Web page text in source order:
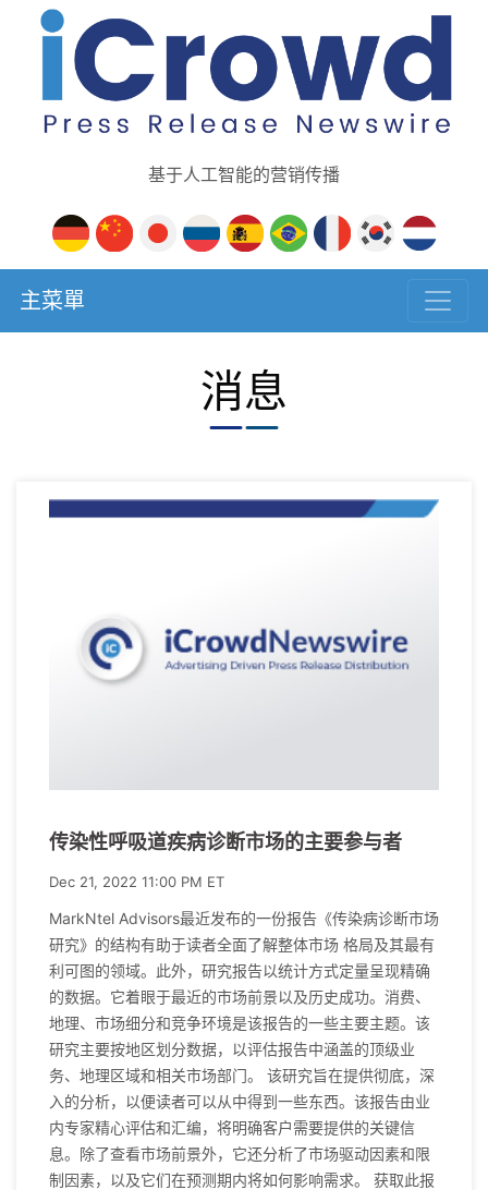
基于人工智能的营销传播
主菜單
消息
传染性呼吸道疾病诊断市场的主要参与者
Dec 21, 2022 11:00 PM ET
MarkNtel Advisors最近发布的一份报告《传染病诊断市场
研究》的结构有助于读者全面了解整体市场 格局及其最有
利可图的领域。此外，研究报告以统计方式定量呈现精确
的数据。它着眼于最近的市场前景以及历史成功。消费、
地理、市场细分和竞争环境是该报告的一些主要主题。该
研究主要按地区划分数据，以评估报告中涵盖的顶级业
务、地理区域和相关市场部门。 该研究旨在提供彻底，深
入的分析，以便读者可以从中得到一些东西。该报告由业
内专家精心评估和汇编，将明确客户需要提供的关键信
息。除了查看市场前景外，它还分析了市场驱动因素和限
制因素，以及它们在预测期内将如何影响需求。 获取此报